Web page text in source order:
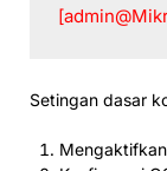
Setingan dasar